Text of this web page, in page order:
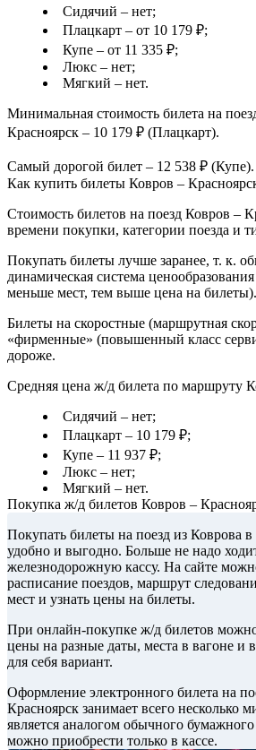
Сидячий – нет;
Плацкарт – от 10 179 ₽;
Купе – от 11 335 ₽;
Люкс – нет;
Мягкий – нет.
Минимальная стоимость билета на
Красноярск – 10 179 ₽ (Плацкарт).
Самый дорогой билет – 12 538 ₽ (Купе).
Как купить билеты Ковров –
Стоимость билетов на поезд Ковров –
времени покупки, категории поезда и
Покупать билеты лучше заранее, т. к.
динамическая система
меньше мест, тем выше цена на билеты).
Билеты на скоростные (маршрутная
«фирменные» (повышенный класс
дороже.
Средняя цена ж/д билета по маршруту
Сидячий – нет;
Плацкарт – 10 179 ₽;
Купе – 11 937 ₽;
Люкс – нет;
Мягкий – нет.
Покупка ж/д билетов Ковров –
Покупать билеты на поезд из Коврова
удобно и выгодно. Больше не надо
железнодорожную кассу. На сайте
расписание поездов, маршрут
мест и узнать цены на билеты.
При онлайн-покупке ж/д билетов
цены на разные даты, места в вагоне и
для себя вариант.
Оформление электронного билета на
Красноярск занимает всего несколько
является аналогом обычного
можно приобрести только в кассе.